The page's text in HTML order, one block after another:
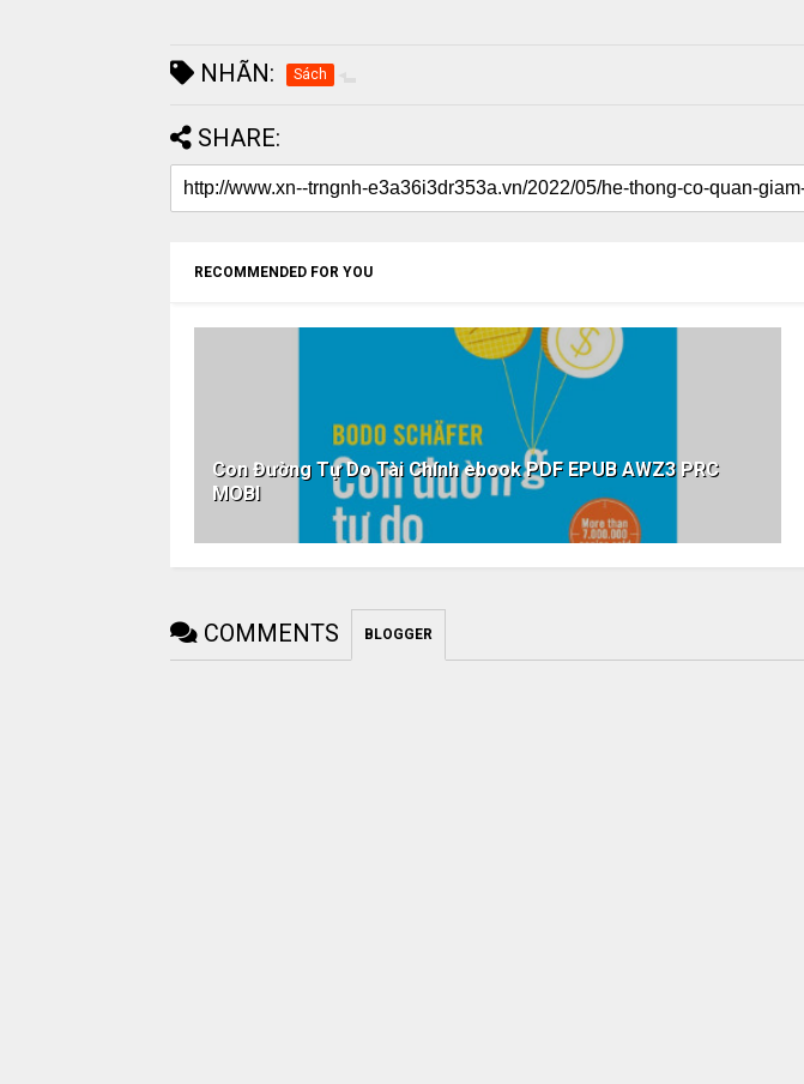
NHÃN: Sách
SHARE:
RECOMMENDED FOR YOU
Con Đường Tự Do Tài Chính ebook PDF EPUB AWZ3 PRC
MOBI
COMMENTS BLOGGER